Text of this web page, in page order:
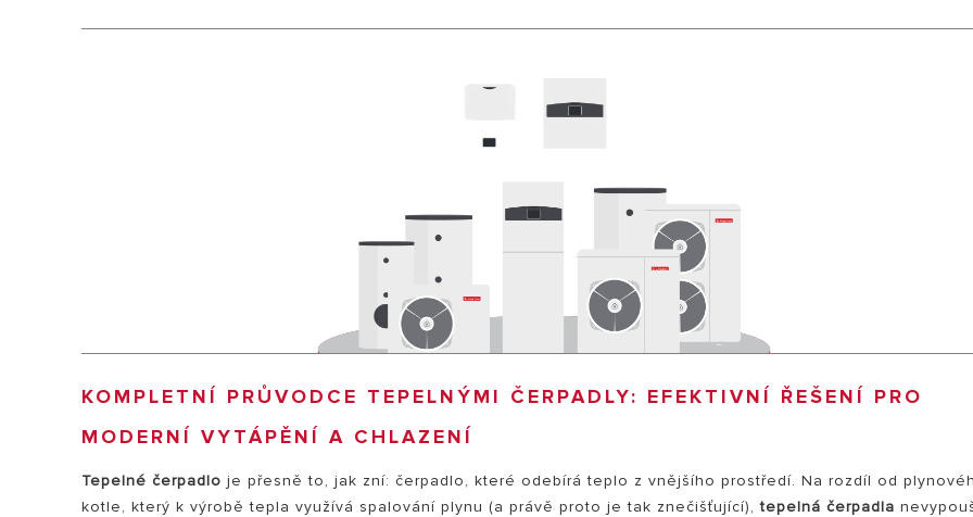
VŠECHNY MODELY OHŘÍVAČE VODY
KOMPLETNÍ PRŮVODCE TEPELNÝMI ČERPADLY: EFEKTIVNÍ ŘEŠENÍ PRO
MODERNÍ VYTÁPĚNÍ A CHLAZENÍ
Tepelné čerpadlo je přesně to, jak zní: čerpadlo, které odebírá teplo z vnějšího prostředí. Na rozdíl od
kotle, který k výrobě tepla využívá spalování plynu (a právě proto je tak znečišťující),tepelná čerpadla